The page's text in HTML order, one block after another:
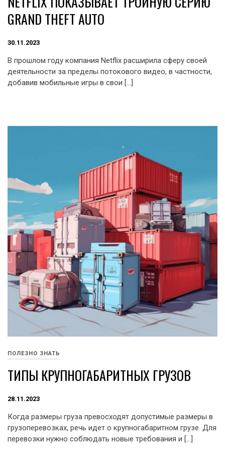
GRAND THEFT AUTO
30.11.2023
В прошлом году компания Netflix расширила сферу своей
деятельности за пределы потокового видео, в частности,
добавив мобильные игры в свои […]
ПОЛЕЗНО ЗНАТЬ
ТИПЫ КРУПНОГАБАРИТНЫХ ГРУЗОВ
28.11.2023
Когда размеры груза превосходят допустимые размеры в
грузоперевозках, речь идет о крупногабаритном грузе. Для
перевозки нужно соблюдать новые требования и […]